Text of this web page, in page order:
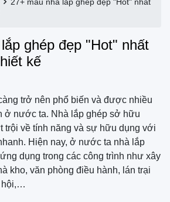
ghép đẹp "Hot" nhất
kế
trở nên phổ biến và được nhiều
ở nước ta. Nhà lắp ghép sở hữu
trội về tính năng và sự hữu dụng với
Hiện nay, ở nước ta nhà lắp
dụng trong các công trình như xây
kho, văn phòng điều hành, lán trại
hội,…